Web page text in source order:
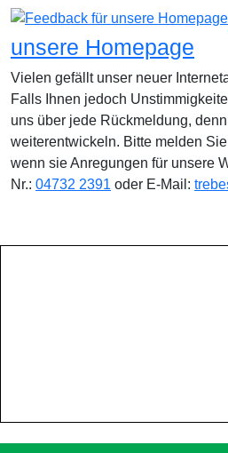
unsere Homepage
Vielen gefällt unser neuer
Falls Ihnen jedoch
uns über jede Rückmeldung,
weiterentwickeln. Bitte melden
wenn sie Anregungen für unsere
Nr.: 04732 2391 oder E-Mail: